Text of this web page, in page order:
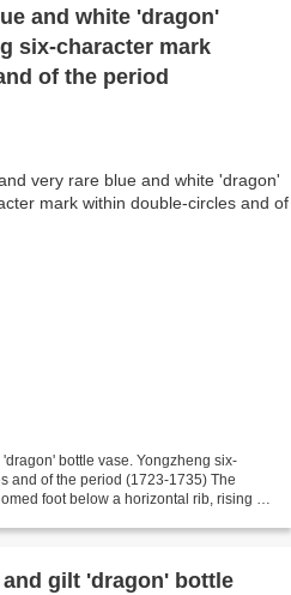
and white 'dragon'
six-character mark
of the period
bottle vase. Yongzheng six-
and of the period (1723-1735) The
foot below a horizontal rib, rising to
gilt 'dragon' bottle